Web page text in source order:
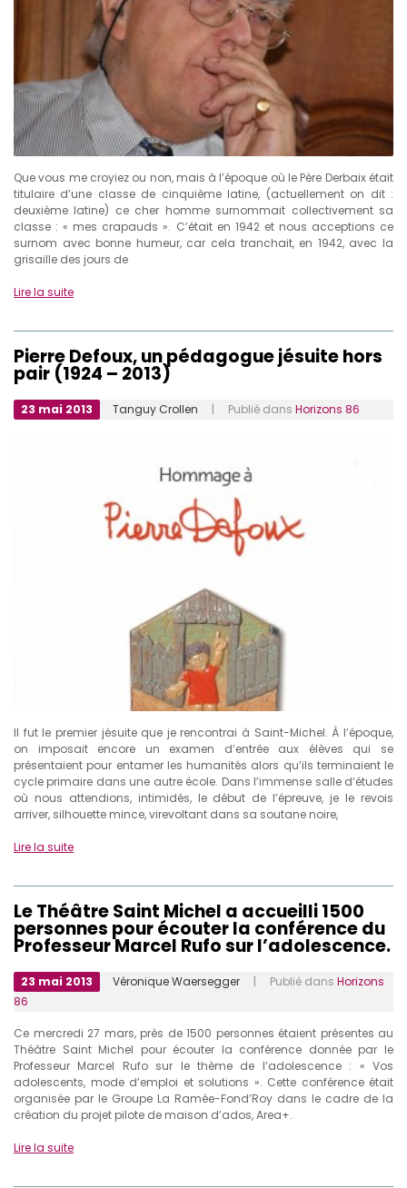
Que vous me croyiez ou non, mais à l’époque où le Père Derbaix était
titulaire d’une classe de cinquième latine, (actuellement on dit :
deuxième latine) ce cher homme surnommait collectivement sa
classe : « mes crapauds ». C’était en 1942 et nous acceptions ce
surnom avec bonne humeur, car cela tranchait, en 1942, avec la
grisaille des jours de
Lire la suite
Pierre Defoux, un pédagogue jésuite hors
pair (1924 – 2013)
23 mai 2013 Tanguy Crollen | Publié dans Horizons 86
Il fut le premier jésuite que je rencontrai à Saint-Michel. À l’époque,
on imposait encore un examen d’entrée aux élèves qui se
présentaient pour entamer les humanités alors qu’ils terminaient le
cycle primaire dans une autre école. Dans l’immense salle d’études
où nous attendions, intimidés, le début de l’épreuve, je le revois
arriver, silhouette mince, virevoltant dans sa soutane noire,
Lire la suite
Le Théâtre Saint Michel a accueilli 1500
personnes pour écouter la conférence du
Professeur Marcel Rufo sur l’adolescence.
23 mai 2013 Véronique Waersegger | Publié dans Horizons
86
Ce mercredi 27 mars, près de 1500 personnes étaient présentes au
Théâtre Saint Michel pour écouter la conférence donnée par le
Professeur Marcel Rufo sur le thème de l’adolescence : « Vos
adolescents, mode d’emploi et solutions ». Cette conférence était
organisée par le Groupe La Ramée-Fond’Roy dans le cadre de la
création du projet pilote de maison d’ados, Area+.
Lire la suite